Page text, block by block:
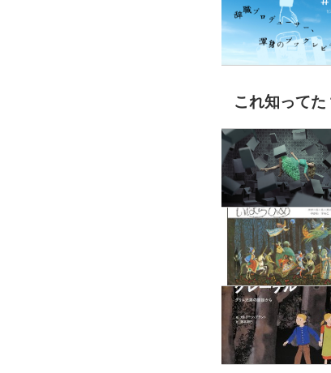
これ知って